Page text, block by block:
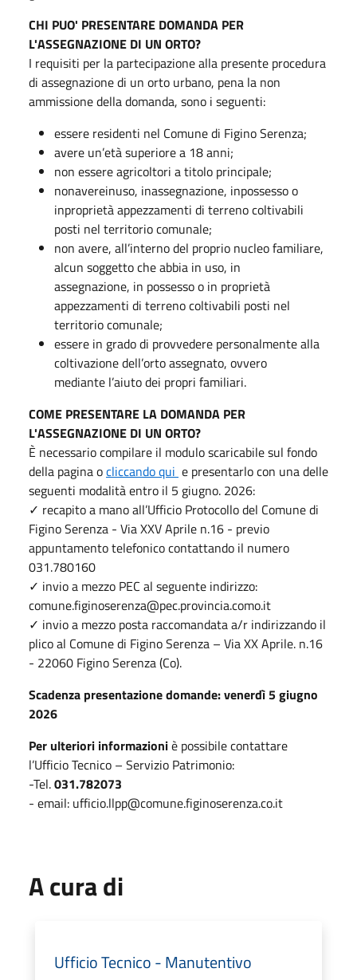
CHI PUO' PRESENTARE DOMANDA PER
L'ASSEGNAZIONE DI UN ORTO?
I requisiti per la partecipazione alla presente procedura
di assegnazione di un orto urbano, pena la non
ammissione della domanda, sono i seguenti:
essere residenti nel Comune di Figino Serenza;
avere un’età superiore a 18 anni;
non essere agricoltori a titolo principale;
nonavereinuso, inassegnazione, inpossesso o
inproprietà appezzamenti di terreno coltivabili
posti nel territorio comunale;
non avere, all’interno del proprio nucleo familiare,
alcun soggetto che abbia in uso, in
assegnazione, in possesso o in proprietà
appezzamenti di terreno coltivabili posti nel
territorio comunale;
essere in grado di provvedere personalmente alla
coltivazione dell’orto assegnato, ovvero
mediante l’aiuto dei propri familiari.
COME PRESENTARE LA DOMANDA PER
L'ASSEGNAZIONE DI UN ORTO?
È necessario compilare il modulo scaricabile sul fondo
della pagina ocliccando qui e presentarlo con una delle
seguenti modalità entro il 5 giugno. 2026:
✓ recapito a mano all’Ufficio Protocollo del Comune di
Figino Serenza - Via XXV Aprile n.16 - previo
appuntamento telefonico contattando il numero
031.780160
✓ invio a mezzo PEC al seguente indirizzo:
comune.figinoserenza@pec.provincia.como.it
✓ invio a mezzo posta raccomandata a/r indirizzando il
plico al Comune di Figino Serenza – Via XX Aprile. n.16
- 22060 Figino Serenza (Co).
Scadenza presentazione domande: venerdì 5 giugno
2026
Per ulteriori informazioniè possibile contattare
l’Ufficio Tecnico – Servizio Patrimonio:
-Tel.031.782073
- email: ufficio.llpp@comune.figinoserenza.co.it
A cura di
Ufficio Tecnico - Manutentivo